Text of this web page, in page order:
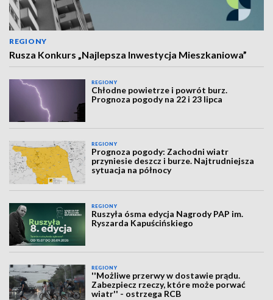
REGIONY
Rusza Konkurs „Najlepsza Inwestycja Mieszkaniowa”
REGIONY
Chłodne powietrze i powrót burz.
Prognoza pogody na 22 i 23 lipca
REGIONY
Prognoza pogody: Zachodni wiatr
przyniesie deszcz i burze. Najtrudniejsza
sytuacja na północy
REGIONY
Ruszyła ósma edycja Nagrody PAP im.
Ryszarda Kapuścińskiego
REGIONY
''Możliwe przerwy w dostawie prądu.
Zabezpiecz rzeczy, które może porwać
wiatr'' - ostrzega RCB